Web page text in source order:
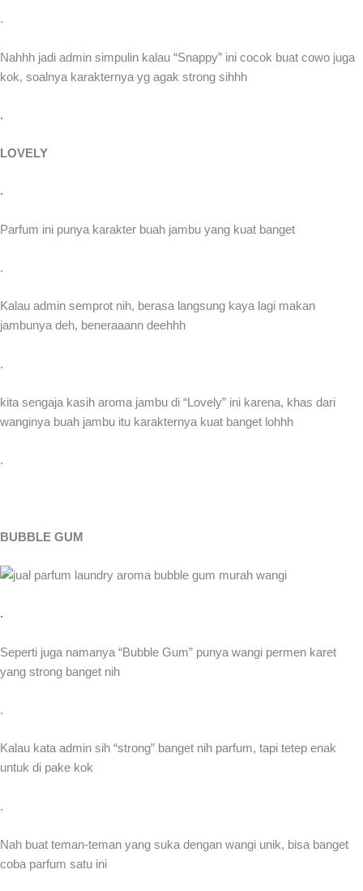
.
Nahhh jadi admin simpulin kalau “Snappy” ini cocok buat cowo juga
kok, soalnya karakternya yg agak strong sihhh
.
LOVELY
.
Parfum ini punya karakter buah jambu yang kuat banget
.
Kalau admin semprot nih, berasa langsung kaya lagi makan
jambunya deh, beneraaann deehhh
.
kita sengaja kasih aroma jambu di “Lovely” ini karena, khas dari
wanginya buah jambu itu karakternya kuat banget lohhh
.
BUBBLE GUM
.
Seperti juga namanya “Bubble Gum” punya wangi permen karet
yang strong banget nih
.
Kalau kata admin sih “strong” banget nih parfum, tapi tetep enak
untuk di pake kok
.
Nah buat teman-teman yang suka dengan wangi unik, bisa banget
coba parfum satu ini